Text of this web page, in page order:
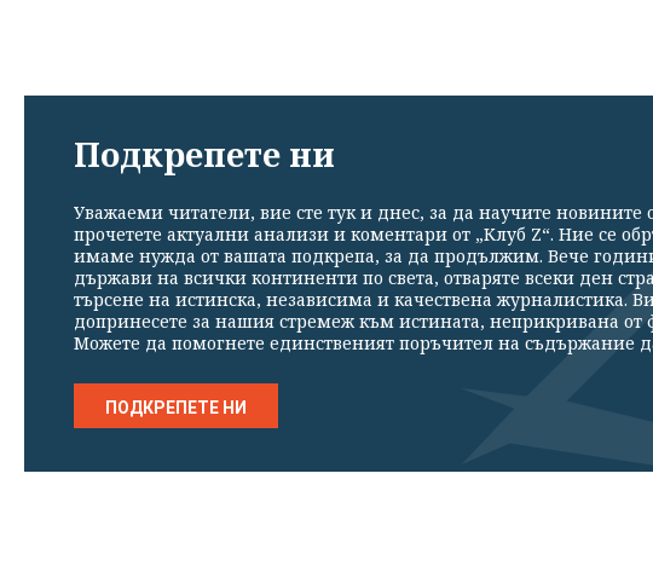
Подкрепете ни
Уважаеми читатели, вие сте тук и днес, за да научите новините
прочетете актуални анализи и коментари от „Клуб Z“. Ние се
имаме нужда от вашата подкрепа, за да продължим. Вече
държави на всички континенти по света, отваряте всеки ден
търсене на истинска, независима и качествена журналистика.
допринесете за нашия стремеж към истината, неприкривана от
Можете да помогнете единственият поръчител на съдържание
ПОДКРЕПЕТЕ НИ